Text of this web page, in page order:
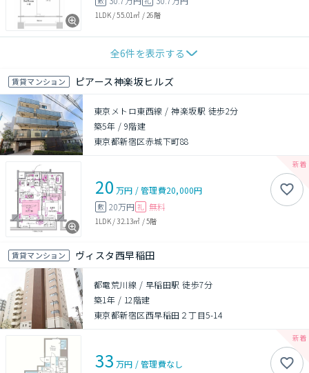
1LDK/55.01㎡ / 26階
全6件を表示する
賃貸マンション ピアース神楽坂ヒルズ
東京メトロ東西線 / 神楽坂駅 徒歩2分
築5年 / 9階建
東京都新宿区赤城下町88
20 万円 /管理費20,000円
敷 20万円 礼 無料
1LDK/32.13㎡ /5階
賃貸マンション ヴィスタ西早稲田
都電荒川線 / 早稲田駅 徒歩7分
築1年 / 12階建
東京都新宿区西早稲田２丁目5-14
33 万円 /管理費なし